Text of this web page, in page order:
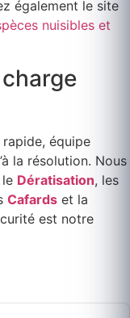
également le site
nuisibles et
rapide, équipe
la résolution. Nous
Dératisation, les
Cafards et la
est notre